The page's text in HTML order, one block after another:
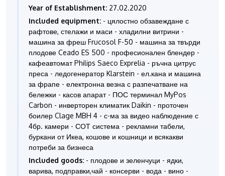
Year of Establishment: 27.02.2020
Included equipment: - цялостно обзавеждане с
рафтове, стелажи и маси - хладилни витрини -
машина за фреш Frucosol F-50 - машина за твърди
плодове Ceado ES 500 - професионален блендер -
кафеавтомат Philips Saeco Exprelia - ръчна цитрус
преса - ледогенератор Klarstein - ел.кана и машина
за фрапе - електронна везна с разпечатване на
бележки - касов апарат - ПОС терминал MyPos
Carbon - инверторен климатик Daikin - проточен
боилер Clage MBH 4 - с-ма за видео наблюдение с
4бр. камери - СОТ система - рекламни табели,
буркани от Икеа, кошове и кошници и всякакви
потреби за бизнеса
Included goods: - плодове и зеленчуци - ядки,
варива, подправки,чай - консерви - вода - вино -